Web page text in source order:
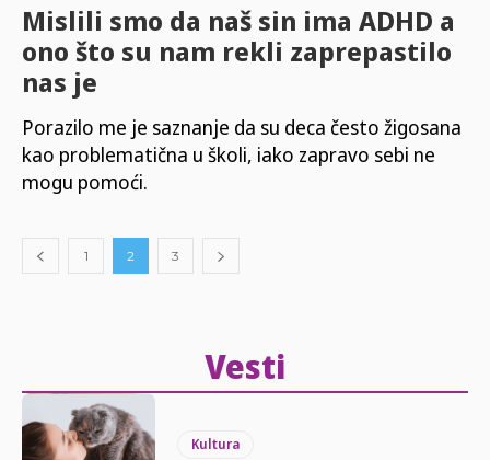
Mislili smo da naš sin ima ADHD a
ono što su nam rekli zaprepastilo
nas je
Porazilo me je saznanje da su deca često žigosana
kao problematična u školi, iako zapravo sebi ne
mogu pomoći.
1 2 3
Vesti
Kultura